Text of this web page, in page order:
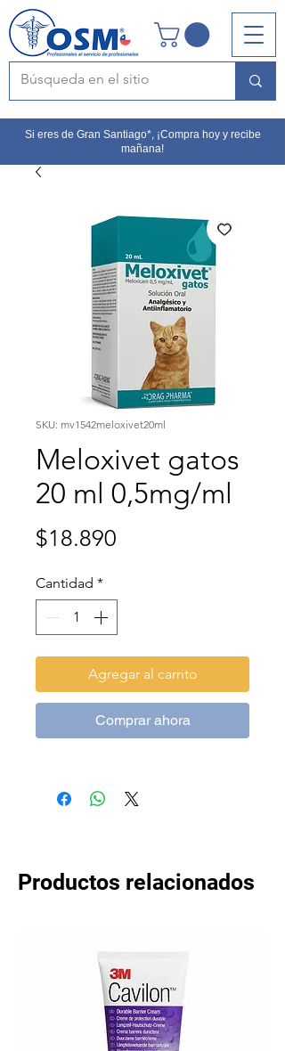
Si eres de Gran Santiago*, ¡Compra hoy y recibe
mañana!
SKU: mv1542meloxivet20ml
Meloxivet gatos
20 ml 0,5mg/ml
$18.890
Cantidad *
Agregar al carrito
Comprar ahora
Productos relacionados